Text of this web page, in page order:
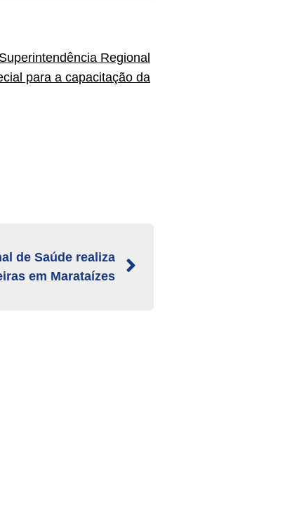
Regional
para a capacitação da
de Saúde realiza
em Marataízes